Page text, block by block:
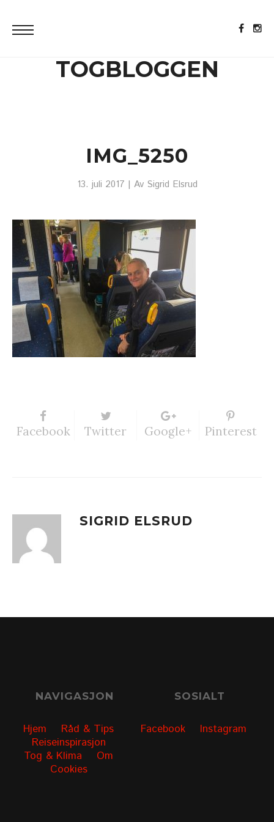
TOGBLOGGEN
IMG_5250
13. juli 2017 | Av Sigrid Elsrud
Facebook Twitter Google+ Pinterest
SIGRID ELSRUD
NAVIGASJON
Hjem
Råd & Tips
Reiseinspirasjon
Tog & Klima
Om
Cookies
SOSIALT
Facebook Instagram